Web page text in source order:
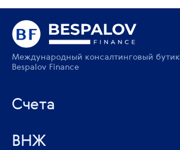
ВНЖ
Счета
Международный консалтинговый бутик
Bespalov Finance